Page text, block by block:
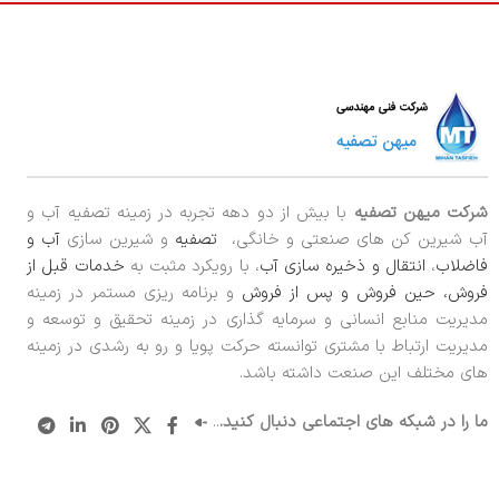
شرکت میهن تصفیه با بیش از دو دهه تجربه در زمینه تصفیه آب و
آب شیرین کن های صنعتی و خانگی،
تصفیه و شیرین سازی آب و
فاضلاب، انتقال و ذخیره سازی آب، با رویکرد مثبت به خدمات قبل از
فروش، حین فروش و پس از فروش و برنامه ریزی مستمر در زمینه
مدیریت منابع انسانی و سرمایه گذاری در زمینه تحقیق و توسعه و
مدیریت ارتباط با مشتری توانسته حرکت پویا و رو به رشدی در زمینه
های مختلف این صنعت داشته باشد.
ما را در شبکه های اجتماعی دنبال کنید...